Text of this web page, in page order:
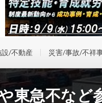
/不動産 災害/事故/不祥
東急不など